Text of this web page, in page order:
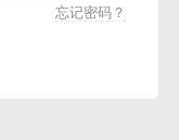
忘记密码？